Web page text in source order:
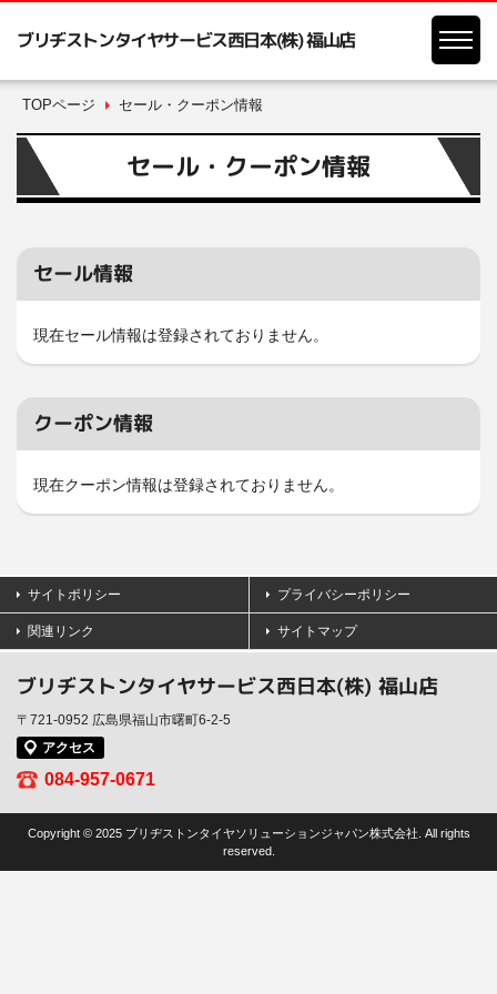
ブリヂストンタイヤサービス西日本(株) 福山店
TOPページ セール・クーポン情報
セール・クーポン情報
セール情報
現在セール情報は登録されておりません。
クーポン情報
現在クーポン情報は登録されておりません。
サイトポリシー プライバシーポリシー
関連リンク サイトマップ
ブリヂストンタイヤサービス西日本(株) 福山店
〒721-0952 広島県福山市曙町6-2-5
アクセス
084-957-0671
Copyright © 2025 ブリヂストンタイヤソリューションジャパン株式会社. All rights
reserved.